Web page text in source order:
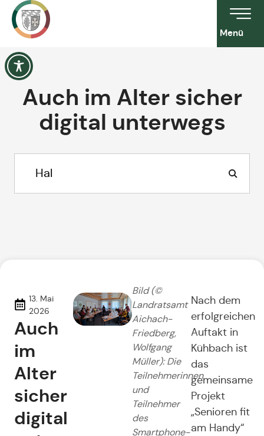
Menü
Auch im Alter sicher
digital unterwegs
13. Mai
2026
Auch
im
Alter
sicher
digital
Bild (©
Landratsamt
Aichach-
Friedberg,
Wolfgang
Müller): Die
Teilnehmerinnen
und
Teilnehmer
des
Smartphone-
Nach dem
erfolgreichen
Auftakt in
Kühbach ist
das
gemeinsame
Projekt
„Senioren fit
am Handy“